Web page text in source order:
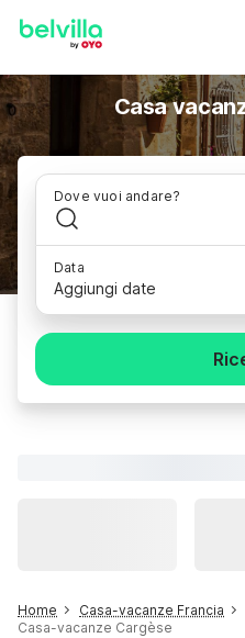
Casa
Dove vuoi andare?
Data
Aggiungi date
Home Casa-vacanze Francia
Casa-vacanze Cargèse